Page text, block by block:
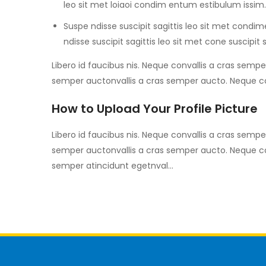
leo sit met loiaoi condim entum estibulum issim.
Suspe ndisse suscipit sagittis leo sit met
ndisse suscipit sagittis leo sit met cone suscipit
Libero id faucibus nis. Neque convallis a cras
semper auctonvallis a cras semper aucto. Neque
How to Upload Your Profile Picture
Libero id faucibus nis. Neque convallis a cras
semper auctonvallis a cras semper aucto. Neque
semper atincidunt egetnval…